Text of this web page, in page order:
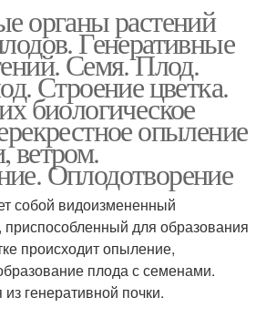
органы растений
Генеративные
Семя. Плод.
Строение цветка.
биологическое
опыление
ветром.
Оплодотворение
собой видоизмененный
приспособленный для образования
происходит опыление,
плода с семенами.
генеративной почки.